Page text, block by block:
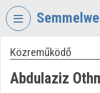
Fejléc kihagyása
VIDEOTORIUM
SEMMELWEIS
Közreműködő
Abdulaziz